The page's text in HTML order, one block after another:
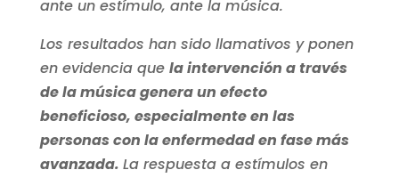
ante un estímulo, ante la música.
Los resultados han sido llamativos y ponen
en evidencia que la intervención a través
de la música genera un efecto
beneficioso, especialmente en las
personas con la enfermedad en fase más
avanzada. La respuesta a estímulos en